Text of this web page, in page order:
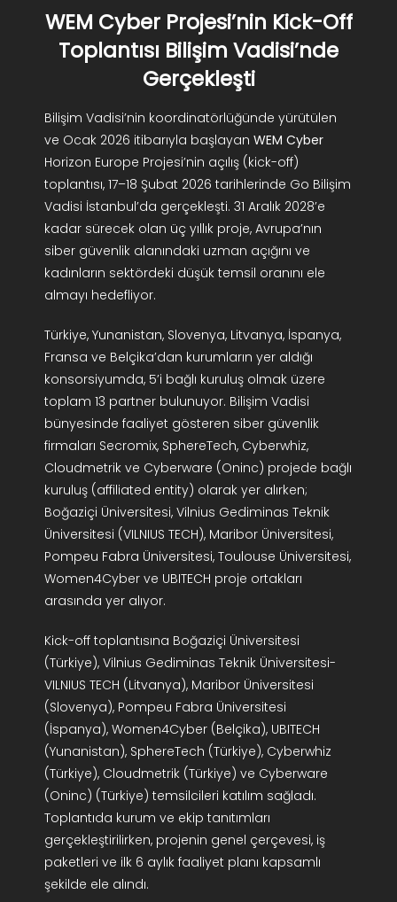
AR-GE Portal
Kariyer Portal
EN
WEM Cyber Projesi’nin Kick-Off
Toplantısı Bilişim Vadisi’nde
Gerçekleşti
Bilişim Vadisi’nin koordinatörlüğünde yürütülen
ve Ocak 2026 itibarıyla başlayan WEM Cyber
Horizon Europe Projesi’nin açılış (kick-off)
toplantısı, 17–18 Şubat 2026 tarihlerinde Go Bilişim
Vadisi İstanbul’da gerçekleşti. 31 Aralık 2028’e
kadar sürecek olan üç yıllık proje, Avrupa’nın
siber güvenlik alanındaki uzman açığını ve
kadınların sektördeki düşük temsil oranını ele
almayı hedefliyor.
Türkiye, Yunanistan, Slovenya, Litvanya, İspanya,
Fransa ve Belçika’dan kurumların yer aldığı
konsorsiyumda, 5’i bağlı kuruluş olmak üzere
toplam 13 partner bulunuyor. Bilişim Vadisi
bünyesinde faaliyet gösteren siber güvenlik
firmaları Secromix, SphereTech, Cyberwhiz,
Cloudmetrik ve Cyberware (Oninc) projede bağlı
kuruluş (affiliated entity) olarak yer alırken;
Boğaziçi Üniversitesi, Vilnius Gediminas Teknik
Üniversitesi (VILNIUS TECH), Maribor Üniversitesi,
Pompeu Fabra Üniversitesi, Toulouse Üniversitesi,
Women4Cyber ve UBITECH proje ortakları
arasında yer alıyor.
Kick-off toplantısına Boğaziçi Üniversitesi
(Türkiye), Vilnius Gediminas Teknik Üniversitesi-
VILNIUS TECH (Litvanya), Maribor Üniversitesi
(Slovenya), Pompeu Fabra Üniversitesi
(İspanya), Women4Cyber (Belçika), UBITECH
(Yunanistan), SphereTech (Türkiye), Cyberwhiz
(Türkiye), Cloudmetrik (Türkiye) ve Cyberware
(Oninc) (Türkiye) temsilcileri katılım sağladı.
Toplantıda kurum ve ekip tanıtımları
gerçekleştirilirken, projenin genel çerçevesi, iş
paketleri ve ilk 6 aylık faaliyet planı kapsamlı
şekilde ele alındı.